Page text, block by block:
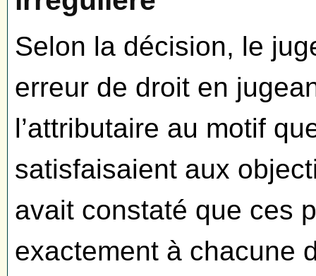
Selon la décision, le
erreur de droit en
l’attributaire au motif
satisfaisaient aux
avait constaté que ces
exactement à chacune